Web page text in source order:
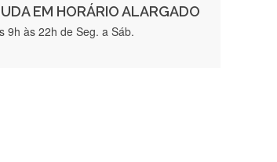
EM HORÁRIO ALARGADO
9h às 22h de Seg. a Sáb.
5 estrelas